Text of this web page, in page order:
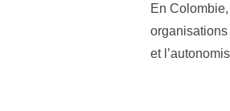
En
organisations
et